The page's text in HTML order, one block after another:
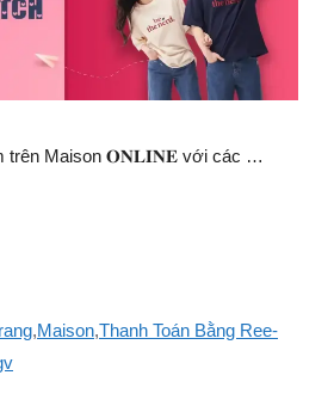
trên Maison 𝐎𝐍𝐋𝐈𝐍𝐄 với các …
,Maison,Thanh Toán Bằng Ree-